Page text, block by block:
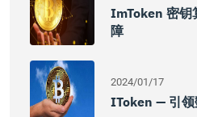
ImToken 密钥
障
2024/01/17
IToken — 引领